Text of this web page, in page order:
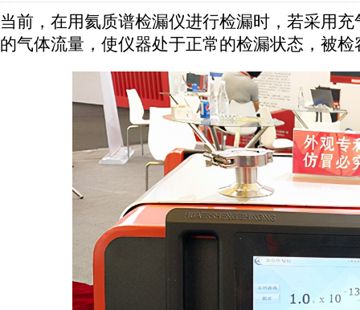
当前，在用氦质谱检漏仪进行检漏时，若采用
的气体流量，使仪器处于正常的检漏状态，被